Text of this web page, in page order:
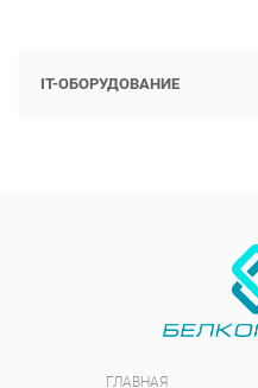
IT-ОБОРУДОВАНИЕ
ГЛАВНАЯ